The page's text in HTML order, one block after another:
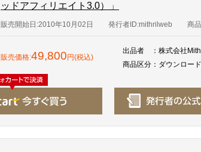
ッドアフィリエイト3.0）」
販売開始日:2010年10月02日 発行者ID:mithrilweb 商
販売価格:49,800 円(税込)
出品者 ： 株式会社
商品区分 ： ダウンロー